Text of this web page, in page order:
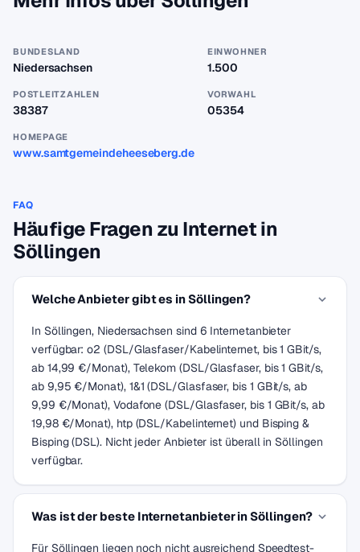
BUNDESLAND
Niedersachsen
EINWOHNER
1.500
POSTLEITZAHLEN
38387
VORWAHL
05354
HOMEPAGE
www.samtgemeindeheeseberg.de
FAQ
Häufige Fragen zu Internet in
Söllingen
Welche Anbieter gibt es in Söllingen?
In Söllingen, Niedersachsen sind 6 Internetanbieter
verfügbar: o2 (DSL/Glasfaser/Kabelinternet, bis 1 GBit/s,
ab 14,99 €/Monat), Telekom (DSL/Glasfaser, bis 1 GBit/s,
ab 9,95 €/Monat), 1&1 (DSL/Glasfaser, bis 1 GBit/s, ab
9,99 €/Monat), Vodafone (DSL/Glasfaser, bis 1 GBit/s, ab
19,98 €/Monat), htp (DSL/Kabelinternet) und Bisping &
Bisping (DSL). Nicht jeder Anbieter ist überall in Söllingen
verfügbar.
Was ist der beste Internetanbieter in Söllingen?
Für Söllingen liegen noch nicht ausreichend Speedtest-